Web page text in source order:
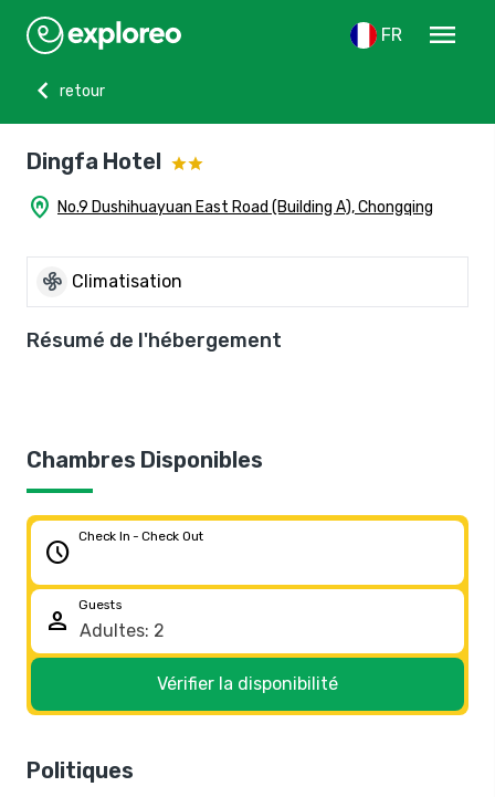
FR
menu
chevron_left
retour
Dingfa Hotel
home_pin No.9 Dushihuayuan East Road (Building A), Chongqing
mode_fan Climatisation
Résumé de l'hébergement
Chambres Disponibles
schedule
Check In - Check Out
person
Guests
Vérifier la disponibilité
Politiques